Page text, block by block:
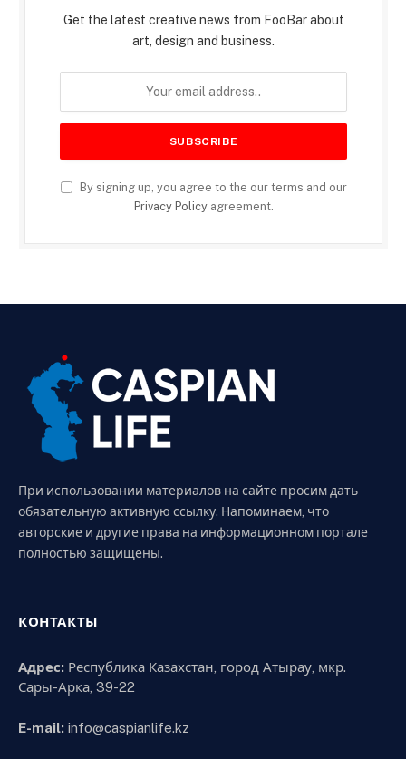
Get the latest creative news from FooBar about
art, design and business.
By signing up, you agree to the our terms and our
Privacy Policyagreement.
При использовании материалов на сайте просим дать
обязательную активную ссылку. Напоминаем, что
авторские и другие права на информационном портале
полностью защищены.
КОНТАКТЫ
Адрес: Республика Казахстан, город Атырау, мкр.
Сары-Арка, 39-22
E-mail: info@caspianlife.kz